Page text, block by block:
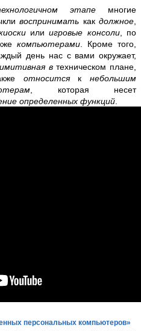
этапемногие
воспринимать какдолжное
илиигровые консоли, по
компьютерами . Кроме того,
день нас с вами окружает,
втехническом плане,
относится кнебольшим
, которая несет
определенных функций
персональных компьютеров»